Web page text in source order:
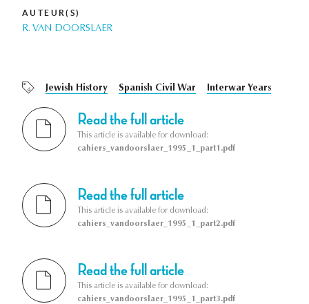
AUTEUR(S)
R. VAN DOORSLAER
Jewish History Spanish Civil War Interwar Years
Read the full article
This article is available for download:
cahiers_vandoorslaer_1995_1_part1.pdf
Read the full article
This article is available for download:
cahiers_vandoorslaer_1995_1_part2.pdf
Read the full article
This article is available for download:
cahiers_vandoorslaer_1995_1_part3.pdf